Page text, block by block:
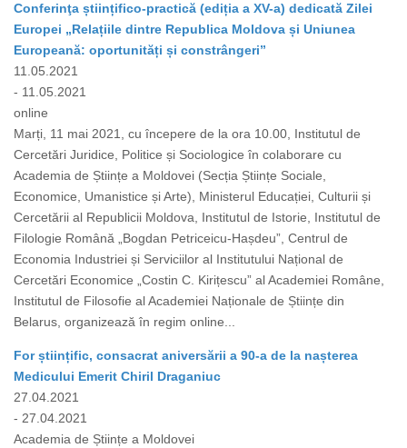
Conferinţa științifico-practică (ediția a XV-a) dedicată Zilei
Europei „Relațiile dintre Republica Moldova și Uniunea
Europeană: oportunități și constrângeri”
11.05.2021
- 11.05.2021
online
Marți, 11 mai 2021, cu începere de la ora 10.00, Institutul de
Cercetări Juridice, Politice și Sociologice în colaborare cu
Academia de Științe a Moldovei (Secția Științe Sociale,
Economice, Umanistice și Arte), Ministerul Educației, Culturii și
Cercetării al Republicii Moldova, Institutul de Istorie, Institutul de
Filologie Română „Bogdan Petriceicu-Hașdeu”, Centrul de
Economia Industriei și Serviciilor al Institutului Național de
Cercetări Economice „Costin C. Kirițescu” al Academiei Române,
Institutul de Filosofie al Academiei Naționale de Științe din
Belarus, organizează în regim online...
For științific, consacrat aniversării a 90-a de la nașterea
Medicului Emerit Chiril Draganiuc
27.04.2021
- 27.04.2021
Academia de Științe a Moldovei